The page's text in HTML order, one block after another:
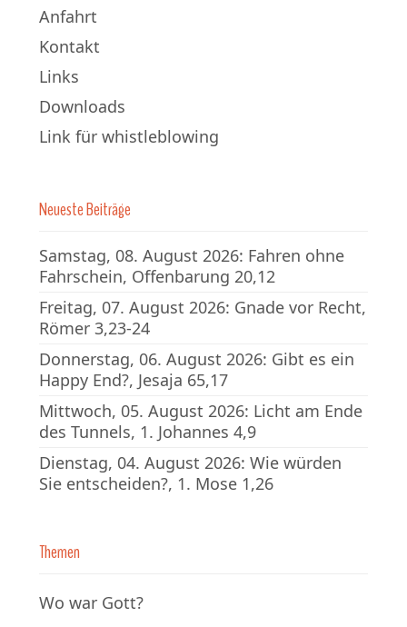
Anfahrt
Kontakt
Links
Downloads
Link für whistleblowing
Neueste Beiträge
Samstag, 08. August 2026: Fahren ohne
Fahrschein, Offenbarung 20,12
Freitag, 07. August 2026: Gnade vor Recht,
Römer 3,23-24
Donnerstag, 06. August 2026: Gibt es ein
Happy End?, Jesaja 65,17
Mittwoch, 05. August 2026: Licht am Ende
des Tunnels, 1. Johannes 4,9
Dienstag, 04. August 2026: Wie würden
Sie entscheiden?, 1. Mose 1,26
Themen
Wo war Gott?